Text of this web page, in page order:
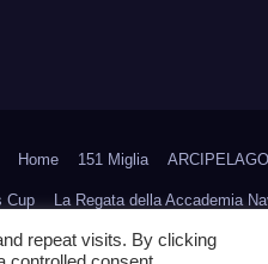
Home 151 Miglia
Cup La Regata della Accademia
repeat visits. By clicking